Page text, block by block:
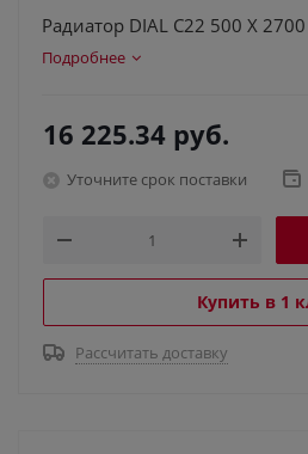
Радиатор DIAL С22 500 X 2700
Подробнее
16 225.34 руб.
Уточните срок поставки
Купить в 1
Рассчитать доставку